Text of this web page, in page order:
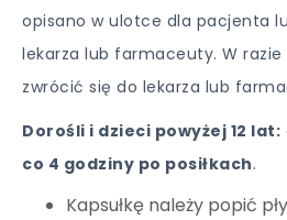
opisano w ulotce dla pacjenta
lekarza lub farmaceuty. W
zwrócić się do lekarza lub
Dorośli i dzieci powyżej 12 lat:
co 4 godziny po posiłkach.
Kapsułkę należy popić